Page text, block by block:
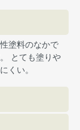
塗料のなかで
とても塗りや
くい。